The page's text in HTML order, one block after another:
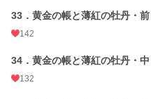
33．黄金の帳と薄紅の牡丹・前
142
34．黄金の帳と薄紅の牡丹・中
132